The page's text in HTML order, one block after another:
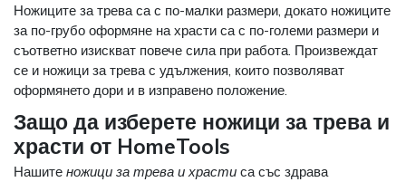
Ножиците за трева са с по-малки размери, докато ножиците
за по-грубо оформяне на храсти са с по-големи размери и
съответно изискват повече сила при работа. Произвеждат
се и ножици за трева с удължения, които позволяват
оформянето дори и в изправено положение.
Защо да изберете ножици за трева и
храсти от HomeTools
Нашите ножици за трева и храсти са със здрава